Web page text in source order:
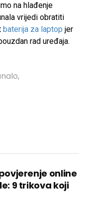
na hlađenje
vrijedi obratiti
baterija za laptop jer
rad uređaja.
,
online
9 trikova koji